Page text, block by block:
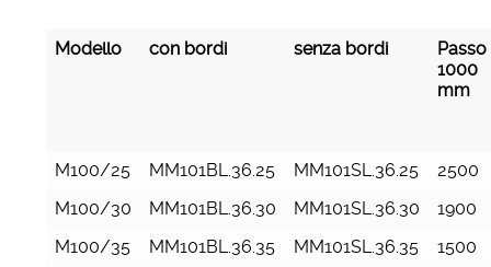
Modello con bordi senza bordi
Passo
1000
mm
M100/25 MM101BL.36.25 MM101SL.36.25
2500
M100/30
MM101BL.36.30 MM101SL.36.30
1900
M100/35
MM101BL.36.35 MM101SL.36.35
1500